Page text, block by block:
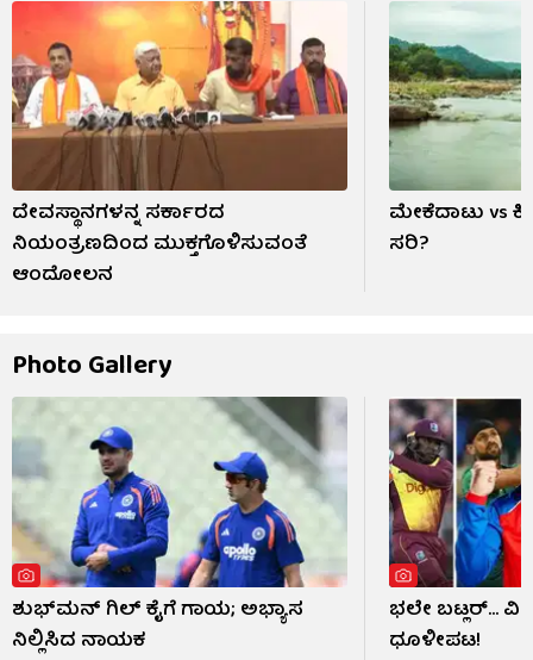
ದೇವಸ್ಥಾನಗಳನ್ನ ಸರ್ಕಾರದ
ನಿಯಂತ್ರಣದಿಂದ ಮುಕ್ತಗೊಳಿಸುವಂತೆ
ಆಂದೋಲನ
ಮೇಕೆದಾಟು vs
ಸರಿ?
Photo Gallery
ಶುಭ್​ಮನ್ ಗಿಲ್ ಕೈಗೆ ಗಾಯ; ಅಭ್ಯಾಸ
ನಿಲ್ಲಿಸಿದ ನಾಯಕ
ಭಲೇ ಬಟ್ಲರ್...
ಧೂಳೀಪಟ!